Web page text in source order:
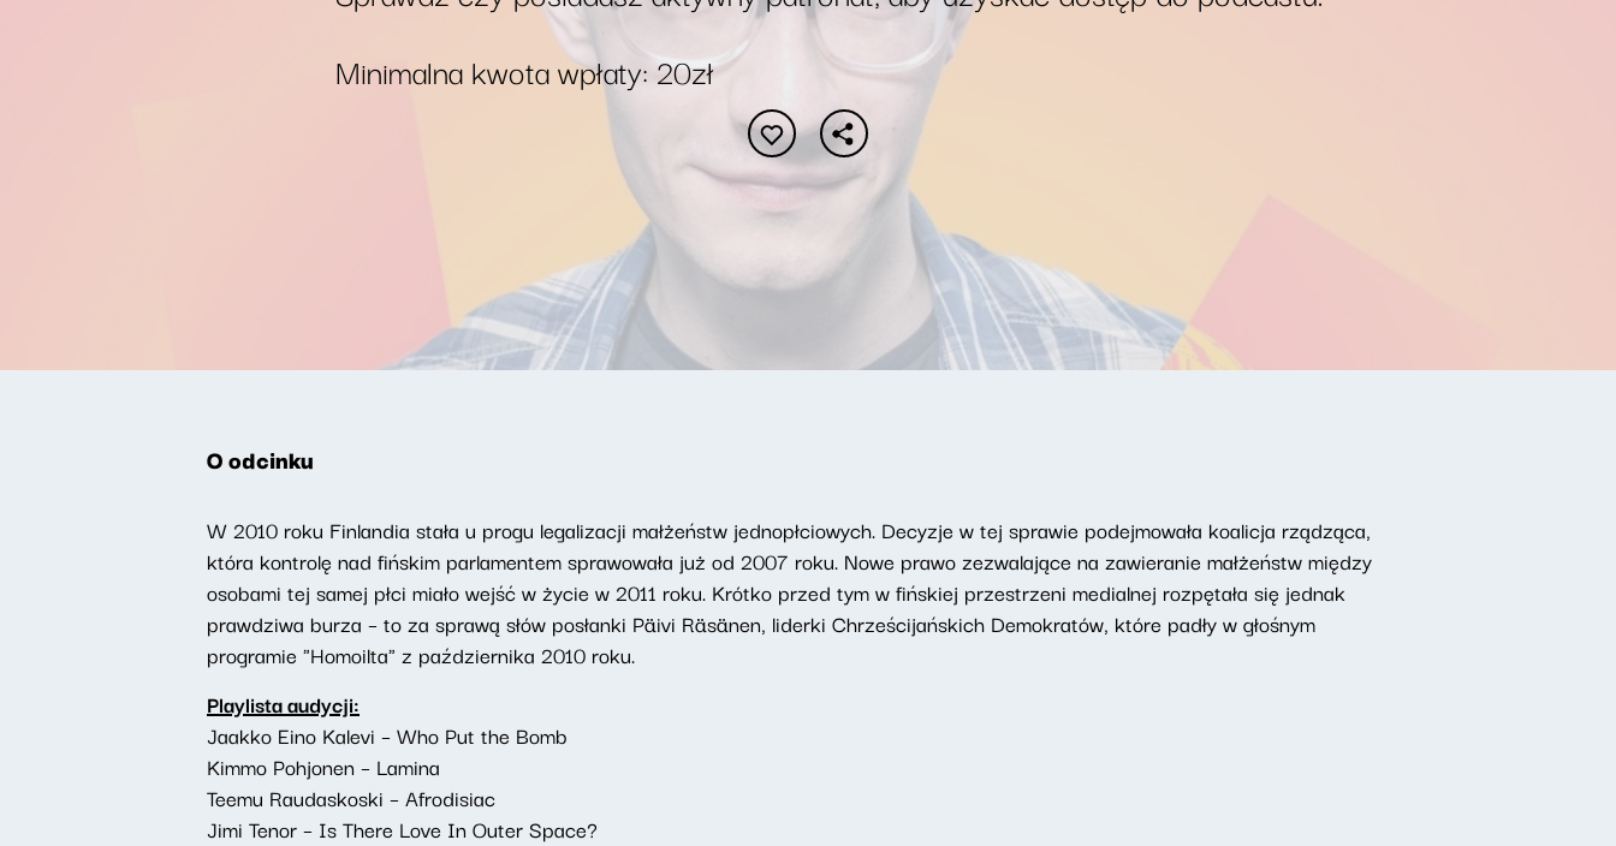
Minimalna kwota wpłaty: 20zł
O odcinku
W 2010 roku Finlandia stała u progu legalizacji małżeństw jednopłciowych. Decyzje w tej sprawie podejmowała koalicja rządząca,
która kontrolę nad fińskim parlamentem sprawowała już od 2007 roku. Nowe prawo zezwalające na zawieranie małżeństw między
osobami tej samej płci miało wejść w życie w 2011 roku. Krótko przed tym w fińskiej przestrzeni medialnej rozpętała się jednak
prawdziwa burza – to za sprawą słów posłanki Päivi Räsänen, liderki Chrześcijańskich Demokratów, które padły w głośnym
programie "Homoilta" z października 2010 roku.
Playlista audycji:
Jaakko Eino Kalevi – Who Put the Bomb
Kimmo Pohjonen – Lamina
Teemu Raudaskoski – Afrodisiac
Jimi Tenor – Is There Love In Outer Space?